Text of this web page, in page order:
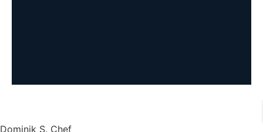
Dominik S. Chef